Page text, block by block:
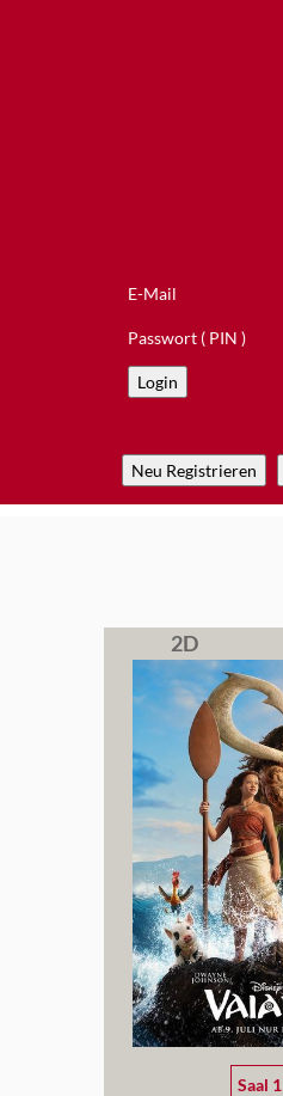
E-Mail
Passwort ( PIN )
2D
Saal 1